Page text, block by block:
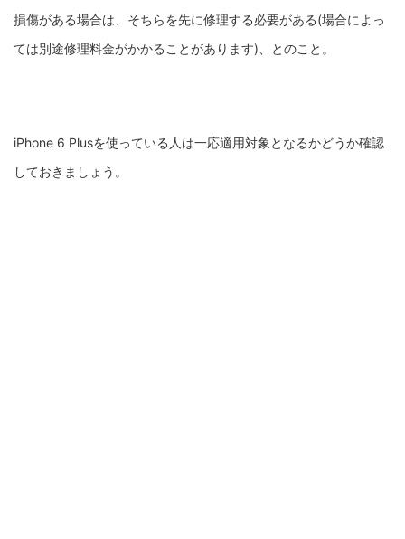
損傷がある場合は、そちらを先に修理する必要がある(場合によっ
ては別途修理料金がかかることがあります)、とのこと。
iPhone 6 Plusを使っている人は一応適用対象となるかどうか確認
しておきましょう。